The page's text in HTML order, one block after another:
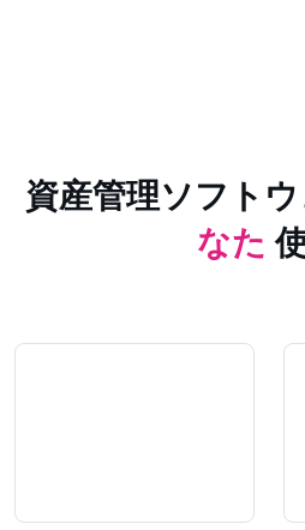
資産管理ソフト
なた